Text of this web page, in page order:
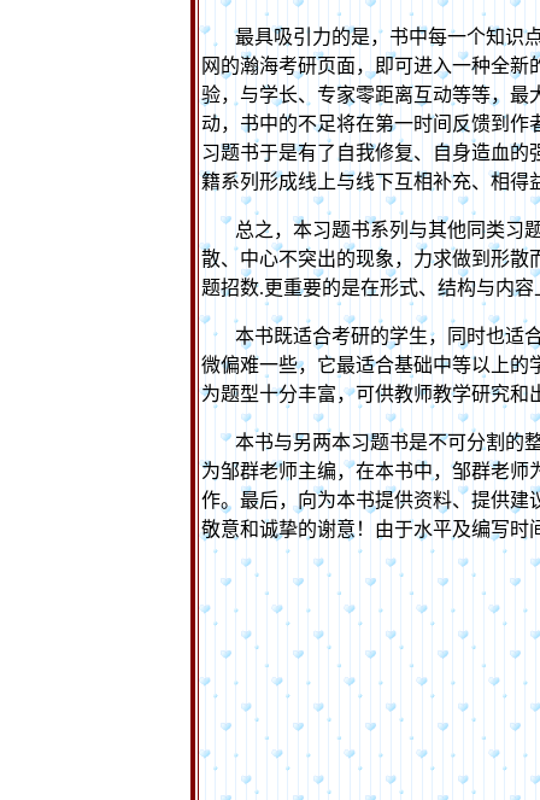
最具吸引力的是，书中每一个知识
网的瀚海考研页面，即可进入一种全
验，与学长、专家零距离互动等等，最
动，书中的不足将在第一时间反馈到作
习题书于是有了自我修复、自身造血的
籍系列形成线上与线下互相补充、相得
总之，本习题书系列与其他同类习
散、中心不突出的现象，力求做到形散
题招数.更重要的是在形式、结构与内
本书既适合考研的学生，同时也适
微偏难一些，它最适合基础中等以上的
为题型十分丰富，可供教师教学研究和
本书与另两本习题书是不可分割的
为邹群老师主编，在本书中，邹群老师
作。最后，向为本书提供资料、提供建
敬意和诚挚的谢意！由于水平及编写时